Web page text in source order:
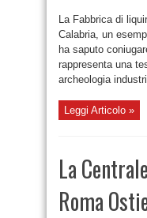
La Fabbrica di
Calabria, un
ha saputo
rappresenta una
archeologia
Leggi Articolo »
La
Roma